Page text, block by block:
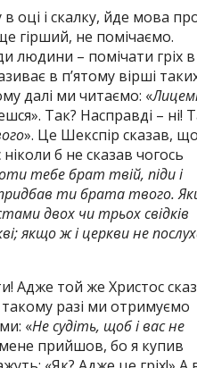
оці і скалку, йде мова
гірший, не помічаємо.
людини – помічати гріх в
в п’ятому вірші
далі ми читаємо: «
Так? Насправді – ні!
». Це Шекспір сказав, що
б не сказав чогось
тебе брат твій, піди і
ти брата твого.
двох чи трьох свідків
якщо ж і церкви не
Адже той же Христос
такому разі ми отримуємо
«Не судіть, щоб і вас не
прийшов, бо я купив